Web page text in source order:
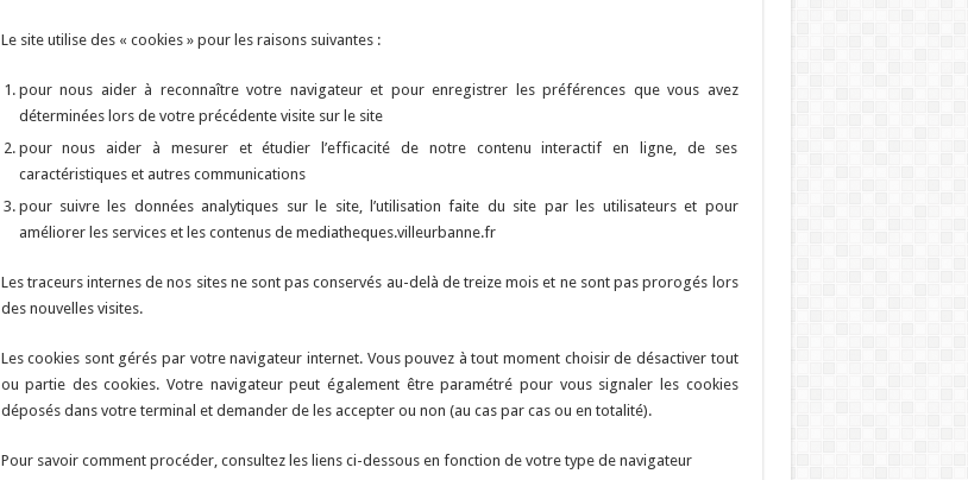
Le site utilise des « cookies » pour les raisons suivantes :
pour nous aider à reconnaître votre navigateur et pour enregistrer les préférences que vous avez
déterminées lors de votre précédente visite sur le site
pour nous aider à mesurer et étudier l’efficacité de notre contenu interactif en ligne, de ses
caractéristiques et autres communications
pour suivre les données analytiques sur le site, l’utilisation faite du site par les utilisateurs et pour
améliorer les services et les contenus de mediatheques.villeurbanne.fr
Les traceurs internes de nos sites ne sont pas conservés au-delà de treize mois et ne sont pas prorogés lors
des nouvelles visites.
Les cookies sont gérés par votre navigateur internet. Vous pouvez à tout moment choisir de désactiver tout
ou partie des cookies. Votre navigateur peut également être paramétré pour vous signaler les cookies
déposés dans votre terminal et demander de les accepter ou non (au cas par cas ou en totalité).
Pour savoir comment procéder, consultez les liens ci-dessous en fonction de votre type de navigateur